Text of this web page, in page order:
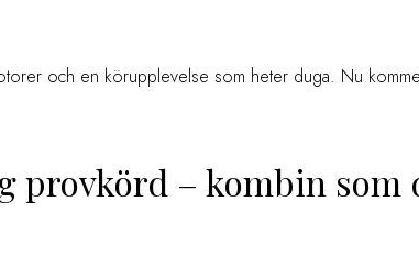
och en körupplevelse som heter duga. Nu
provkörd – kombin som